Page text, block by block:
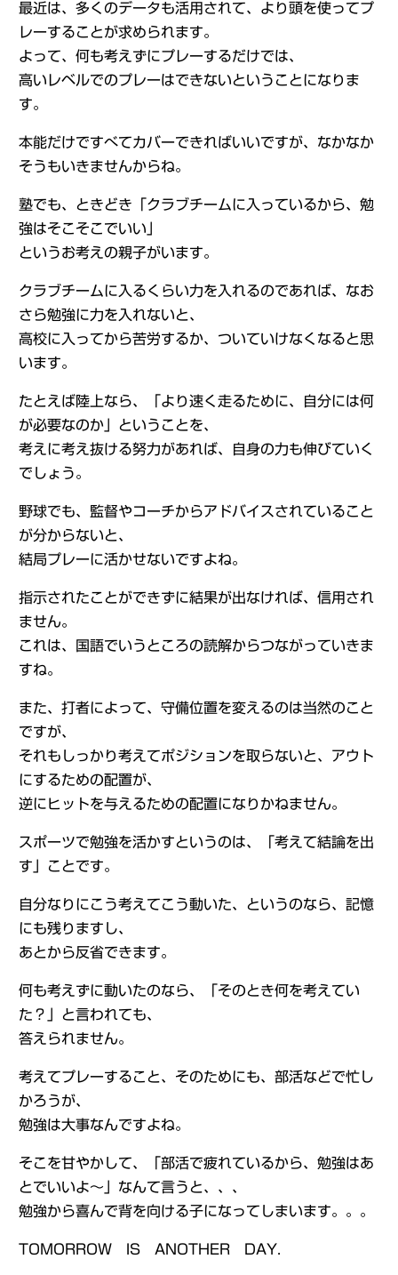
最近は、多くのデータも活用されて、より頭を使ってプ
レーすることが求められます。
よって、何も考えずにプレーするだけでは、
高いレベルでのプレーはできないということになりま
す。
本能だけですべてカバーできればいいですが、なかなか
そうもいきませんからね。
塾でも、ときどき「クラブチームに入っているから、勉
強はそこそこでいい」
というお考えの親子がいます。
クラブチームに入るくらい力を入れるのであれば、なお
さら勉強に力を入れないと、
高校に入ってから苦労するか、ついていけなくなると思
います。
たとえば陸上なら、「より速く走るために、自分には何
が必要なのか」ということを、
考えに考え抜ける努力があれば、自身の力も伸びていく
でしょう。
野球でも、監督やコーチからアドバイスされていること
が分からないと、
結局プレーに活かせないですよね。
指示されたことができずに結果が出なければ、信用され
ません。
これは、国語でいうところの読解からつながっていきま
すね。
また、打者によって、守備位置を変えるのは当然のこと
ですが、
それもしっかり考えてポジションを取らないと、アウト
にするための配置が、
逆にヒットを与えるための配置になりかねません。
スポーツで勉強を活かすというのは、「考えて結論を出
す」ことです。
自分なりにこう考えてこう動いた、というのなら、記憶
にも残りますし、
あとから反省できます。
何も考えずに動いたのなら、「そのとき何を考えてい
た？」と言われても、
答えられません。
考えてプレーすること、そのためにも、部活などで忙し
かろうが、
勉強は大事なんですよね。
そこを甘やかして、「部活で疲れているから、勉強はあ
とでいいよ～」なんて言うと、、、
勉強から喜んで背を向ける子になってしまいます。。。
TOMORROW IS ANOTHER DAY.